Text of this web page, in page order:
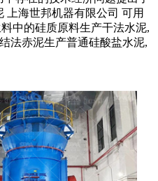
上海世邦机器有限公司 可用
中的硅质原料生产干法水泥,
法赤泥生产普通硅酸盐水泥,